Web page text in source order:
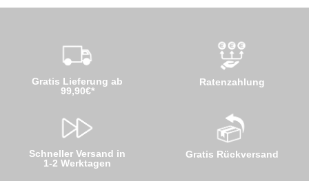
Gratis Lieferung ab
99,90€*
Schneller Versand in
1-2 Werktagen
Ratenzahlung
Gratis Rückversand